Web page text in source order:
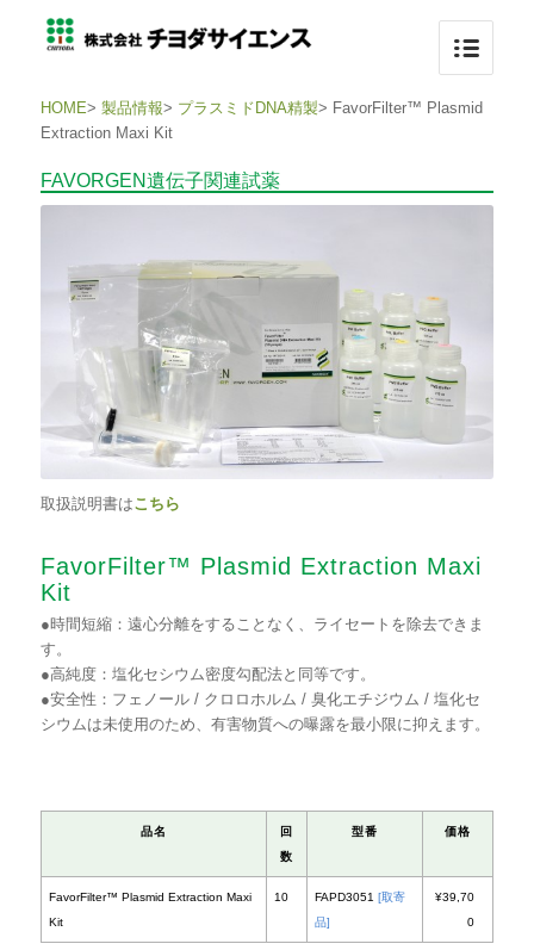
HOME> 製品情報> プラスミドDNA精製> FavorFilter™ Plasmid
Extraction Maxi Kit
FAVORGEN遺伝子関連試薬
取扱説明書はこちら
FavorFilter™ Plasmid Extraction Maxi
Kit
●時間短縮：遠心分離をすることなく、ライセートを除去できま
す。
●高純度：塩化セシウム密度勾配法と同等です。
●安全性：フェノール / クロロホルム / 臭化エチジウム / 塩化セ
シウムは未使用のため、有害物質への曝露を最小限に抑えます。